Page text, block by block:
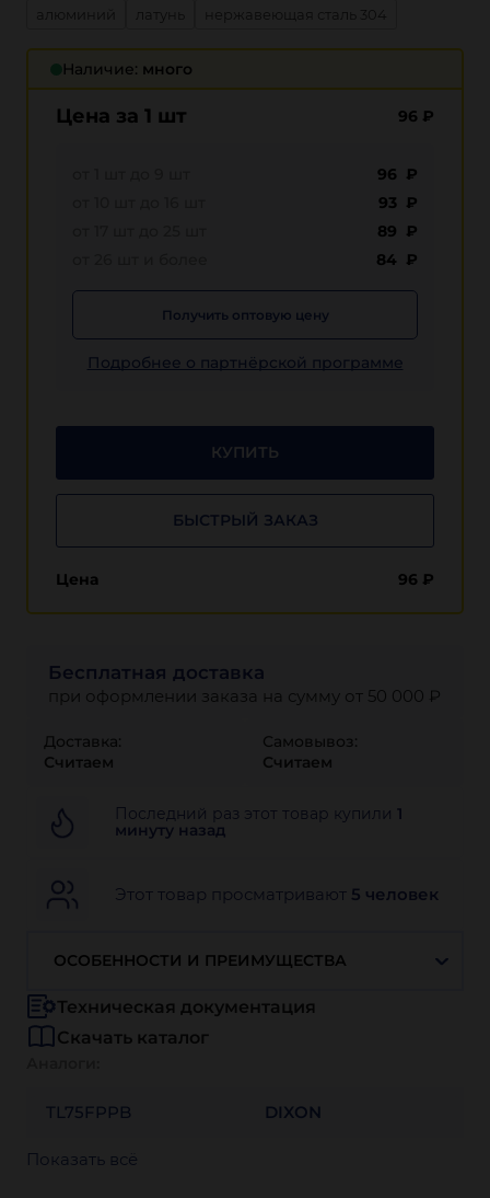
Наличие: много
Цена за 1 шт 96 ₽
96 ₽
93 ₽
89 ₽
84 ₽
Получить оптовую цену
Подробнее о партнёрской программе
КУПИТЬ
БЫСТРЫЙ ЗАКАЗ
Цена 96 ₽
Бесплатная доставка
при оформлении заказа на сумму от 50 000 ₽
Доставка:
Считаем
Самовывоз:
Считаем
Последний раз этот товар купили 1
минуту назад
Этот товар просматривают 5 человек
ОСОБЕННОСТИ И ПРЕИМУЩЕСТВА
Техническая документация
Скачать каталог
TL75FPPB DIXON
Показать всё
нержавеющая сталь 304
нержавеющая сталь 316
полипропилен